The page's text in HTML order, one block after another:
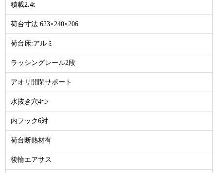
積載2.4t
荷台寸法:623×240×206
荷台床:アルミ
ラッシングレール2段
アオリ開閉サポート
水抜き穴4つ
内フック6対
荷台断熱材有
後輪エアサス